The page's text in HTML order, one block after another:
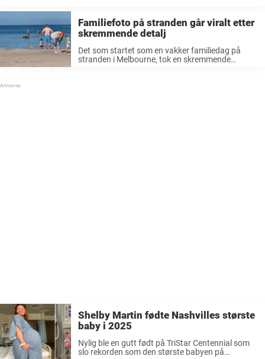
Familiefoto på stranden går viralt etter
skremmende detalj
Det som startet som en vakker familiedag på
stranden i Melbourne, tok en skremmende
Shelby Martin fødte Nashvilles største
baby i 2025
Nylig ble en gutt født på TriStar Centennial som
slo rekorden som den største babyen på